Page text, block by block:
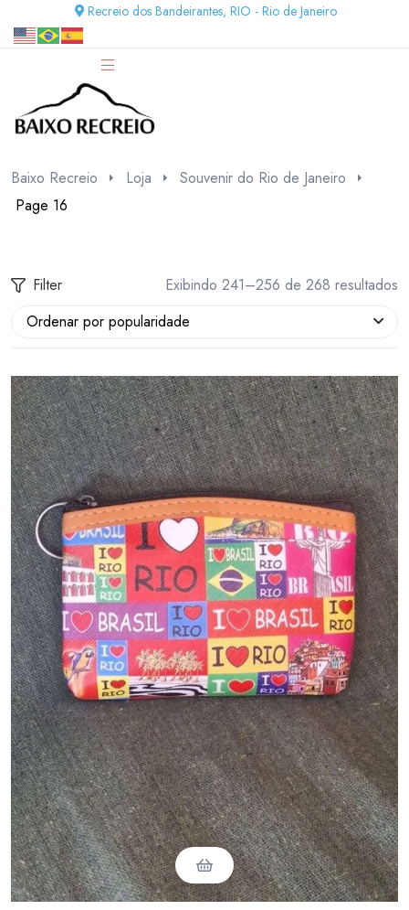
Recreio dos Bandeirantes, RIO - Rio de Janeiro
Baixo Recreio Loja
Souvenir do Rio de Janeiro
Page 16
Filter
Exibindo 241–256 de 268 resultados
Ordenar por popularidade